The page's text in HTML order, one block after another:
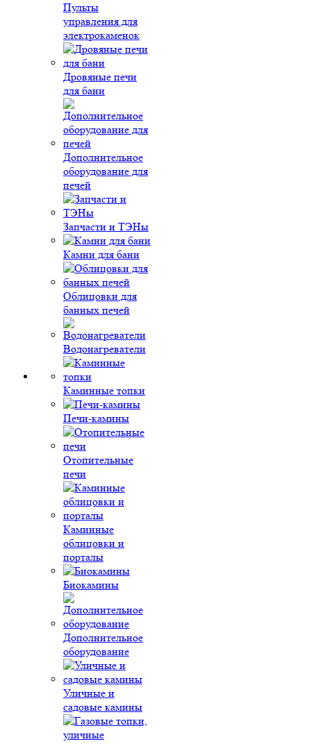
Пульты
управления для
электрокаменок
Дровяные печи
для бани
Дополнительное
оборудование для
печей
Запчасти и ТЭНы
Камни для бани
Облицовки для
банных печей
Водонагреватели
Каминные топки
Печи-камины
Отопительные
печи
Каминные
облицовки и
порталы
Биокамины
Дополнительное
оборудование
Уличные и
садовые камины